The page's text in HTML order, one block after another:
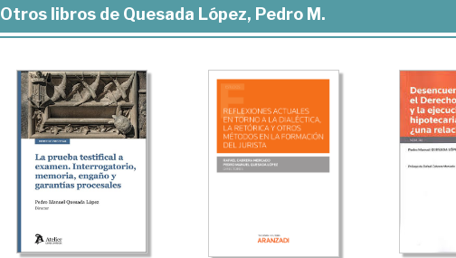
Otros libros de Quesada López, Pedro M.